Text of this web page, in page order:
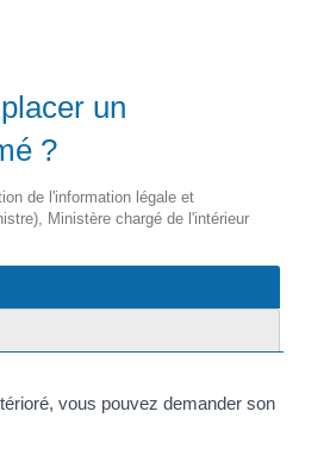
un
?
de l'information légale et
Ministère chargé de l'intérieur
vous pouvez demander son